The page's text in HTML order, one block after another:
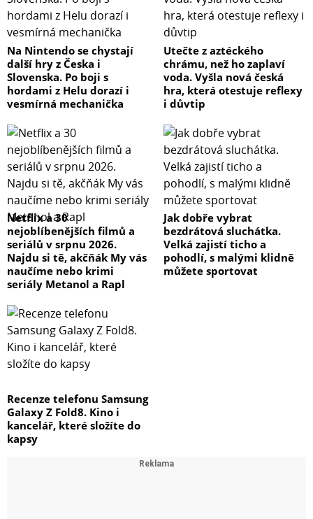
Na Nintendo se chystají
další hry z Česka i
Slovenska. Po boji s
hordami z Helu dorazí i
vesmírná mechanička
Utečte z aztéckého
chrámu, než ho zaplaví
voda. Vyšla nová česká
hra, která otestuje reflexy
i důvtip
Netflix a 30
nejoblíbenějších filmů a
seriálů v srpnu 2026.
Najdu si tě, akčňák My vás
naučíme nebo krimi
seriály Metanol a Rapl
Jak dobře vybrat
bezdrátová sluchátka.
Velká zajistí ticho a
pohodlí, s malými klidně
můžete sportovat
Recenze telefonu Samsung
Galaxy Z Fold8. Kino i
kancelář, které složíte do
kapsy